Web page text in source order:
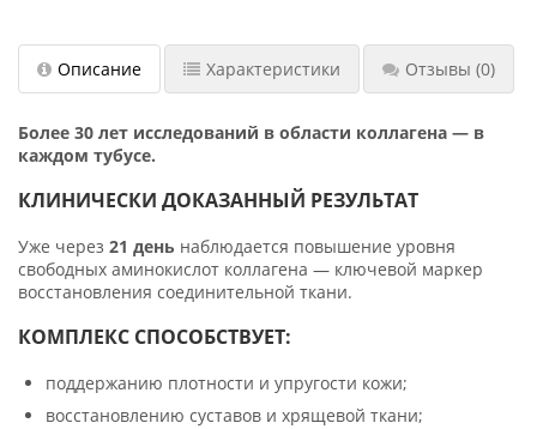
Описание Характеристики Отзывы (0)
Более 30 лет исследований в области коллагена — в
каждом тубусе.
КЛИНИЧЕСКИ ДОКАЗАННЫЙ РЕЗУЛЬТАТ
Уже через 21 день наблюдается повышение уровня
свободных аминокислот коллагена — ключевой маркер
восстановления соединительной ткани.
КОМПЛЕКС СПОСОБСТВУЕТ:
поддержанию плотности и упругости кожи;
восстановлению суставов и хрящевой ткани;